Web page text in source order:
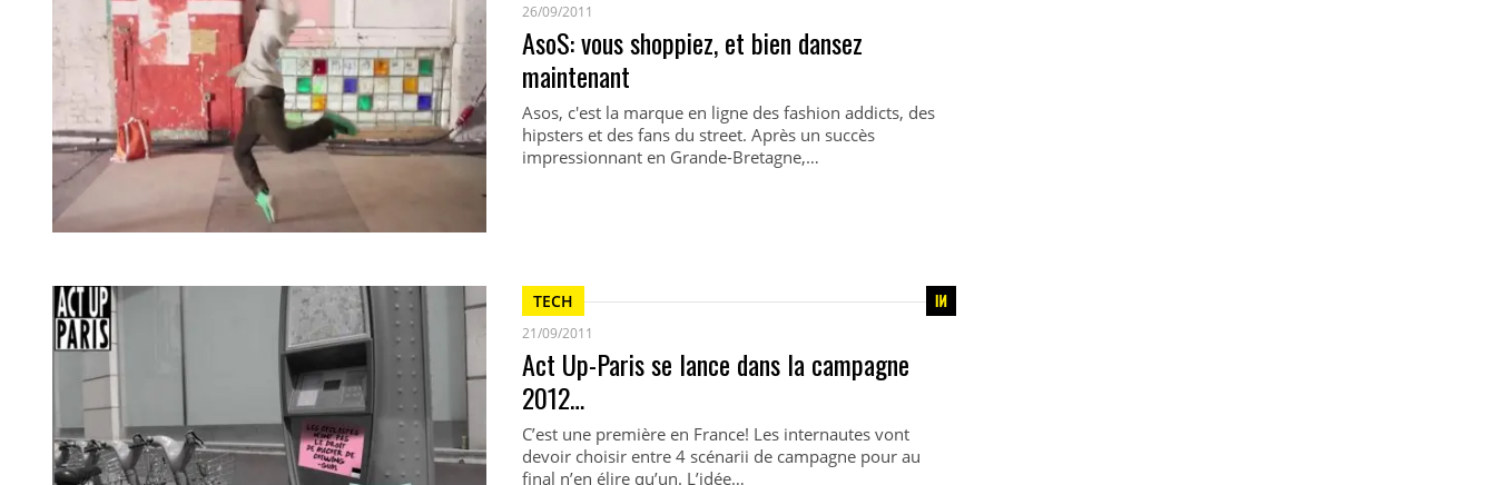
26/09/2011
AsoS: vous shoppiez, et bien dansez
maintenant
Asos, c'est la marque en ligne des fashion addicts, des
hipsters et des fans du street. Après un succès
impressionnant en Grande-Bretagne,…
TECH
21/09/2011
Act Up-Paris se lance dans la campagne
2012…
C’est une première en France! Les internautes vont
devoir choisir entre 4 scénarii de campagne pour au
final n’en élire qu’un. L’idée…